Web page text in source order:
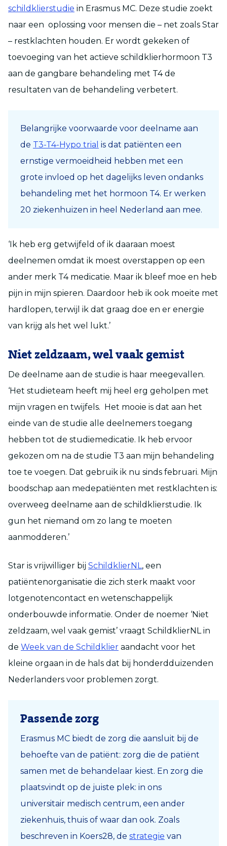
schildklierstudie in Erasmus MC. Deze studie zoekt
naar een oplossing voor mensen die – net zoals Star
– restklachten houden. Er wordt gekeken of
toevoeging van het actieve schildklierhormoon T3
aan de gangbare behandeling met T4 de
resultaten van de behandeling verbetert.
Belangrijke voorwaarde voor deelname aan
de T3-T4-Hypo trial is dat patiënten een
ernstige vermoeidheid hebben met een
grote invloed op het dagelijks leven ondanks
behandeling met het hormoon T4. Er werken
20 ziekenhuizen in heel Nederland aan mee.
‘Ik heb erg getwijfeld of ik daaraan moest
deelnemen omdat ik moest overstappen op een
ander merk T4 medicatie. Maar ik bleef moe en heb
pijn in mijn spieren. Daardoor heb ik ook moeite met
hardlopen, terwijl ik dat graag doe en er energie
van krijg als het wel lukt.’
Niet zeldzaam, wel vaak gemist
De deelname aan de studie is haar meegevallen.
‘Het studieteam heeft mij heel erg geholpen met
mijn vragen en twijfels. Het mooie is dat aan het
einde van de studie alle deelnemers toegang
hebben tot de studiemedicatie. Ik heb ervoor
gekozen om na de studie T3 aan mijn behandeling
toe te voegen. Dat gebruik ik nu sinds februari. Mijn
boodschap aan medepatiënten met restklachten is:
overweeg deelname aan de schildklierstudie. Ik
gun het niemand om zo lang te moeten
aanmodderen.’
Star is vrijwilliger bij SchildklierNL , een
patiëntenorganisatie die zich sterk maakt voor
lotgenotencontact en wetenschappelijk
onderbouwde informatie. Onder de noemer ‘Niet
zeldzaam, wel vaak gemist’ vraagt SchildklierNL in
de Week van de Schildklier aandacht voor het
kleine orgaan in de hals dat bij honderdduizenden
Nederlanders voor problemen zorgt.
Passende zorg
Erasmus MC biedt de zorg die aansluit bij de
behoefte van de patiënt: zorg die de patiënt
samen met de behandelaar kiest. En zorg die
plaatsvindt op de juiste plek: in ons
universitair medisch centrum, een ander
ziekenhuis, thuis of waar dan ook. Zoals
beschreven in Koers28, de strategie van